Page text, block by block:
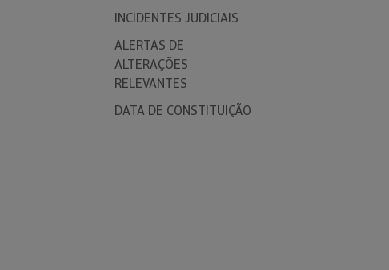
INCIDENTES JUDICIAIS
ALERTAS DE
ALTERAÇÕES
RELEVANTES
DATA DE CONSTITUIÇÃO